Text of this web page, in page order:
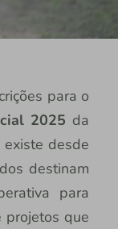
para o
2025 da
existe desde
destinam
para
projetos que